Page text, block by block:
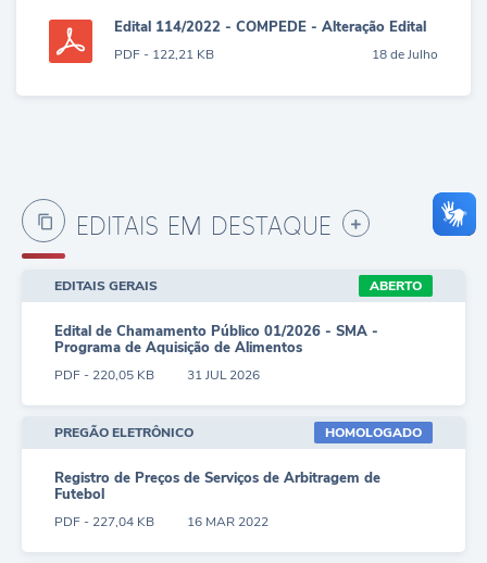
Edital 114/2022 - COMPEDE - Alteração Edital
Inscrições
PDF - 122,21 KB 18 de Julho
EDITAIS EM DESTAQUE
EDITAIS GERAIS ABERTO
Edital de Chamamento Público 01/2026 - SMA -
Programa de Aquisição de Alimentos
PDF - 220,05 KB 31 JUL 2026
PREGÃO ELETRÔNICO HOMOLOGADO
Registro de Preços de Serviços de Arbitragem de
Futebol
PDF - 227,04 KB 16 MAR 2022